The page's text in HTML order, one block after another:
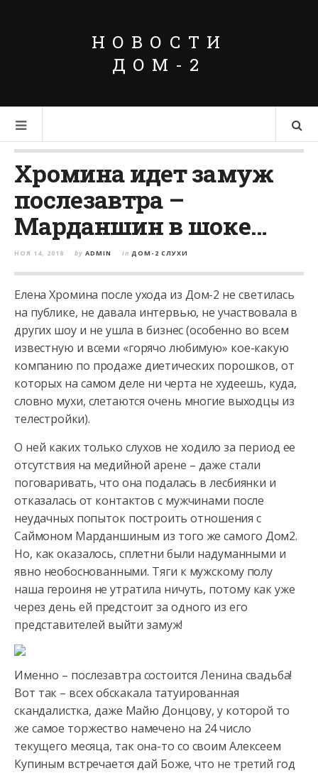
НОВОСТИ
ДОМ-2
Хромина идет замуж
послезавтра –
Марданшин в шоке…
НОЯ 14, 2018 by ADMIN in ДОМ-2 СЛУХИ
Елена Хромина после ухода из Дом-2 не светилась
на публике, не давала интервью, не участвовала в
других шоу и не ушла в бизнес (особенно во всем
известную и всеми «горячо любимую» кое-какую
компанию по продаже диетических порошков, от
которых на самом деле ни черта не худеешь, куда,
словно мухи, слетаются очень многие выходцы из
телестройки).
О ней каких только слухов не ходило за период ее
отсутствия на медийной арене – даже стали
поговаривать, что она подалась в лесбиянки и
отказалась от контактов с мужчинами после
неудачных попыток построить отношения с
Саймоном Марданшиным из того же самого Дом2.
Но, как оказалось, сплетни были надуманными и
явно необоснованными. Тяги к мужскому полу
наша героиня не утратила ничуть, потому как уже
через день ей предстоит за одного из его
представителей выйти замуж!
Именно – послезавтра состоится Ленина свадьба!
Вот так – всех обскакала татуированная
скандалистка, даже Майю Донцову, у которой то
же самое торжество намечено на 24 число
текущего месяца, так она-то со своим Алексеем
Купиным встречается дай Боже, что не третий год